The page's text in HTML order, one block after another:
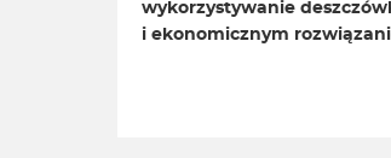
wykorzystywanie
i ekonomicznym